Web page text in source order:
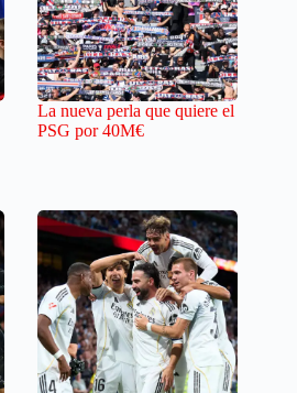
La nueva perla que quiere el
PSG por 40M€